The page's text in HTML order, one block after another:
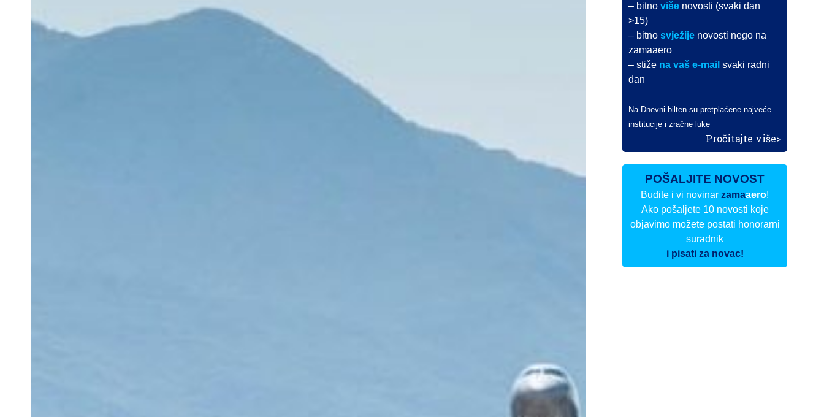
– bitnoviše novosti (svaki dan
>15)
– bitnosvježije novosti nego na
zamaaero
– stiže na vaš e-mail svaki radni
dan
Na Dnevni bilten su pretplaćene najveće
institucije i zračne luke
Pročitajte više>
POŠALJITE NOVOST
Budite i vi novinarzamaaero!
Ako pošaljete 10 novosti koje
objavimo možete postati honorarni
suradnik
i pisati za novac!